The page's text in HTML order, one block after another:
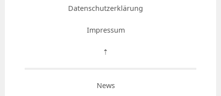
Datenschutzerklärung
Impressum
⇡
News